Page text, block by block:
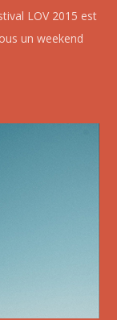
LOV 2015 est
un weekend